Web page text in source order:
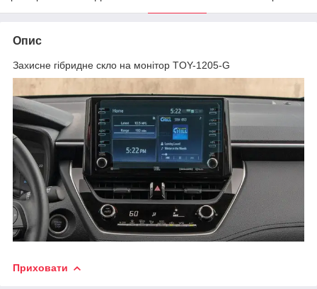
Опис
Захисне гібридне скло на монітор TOY-1205-G
Приховати